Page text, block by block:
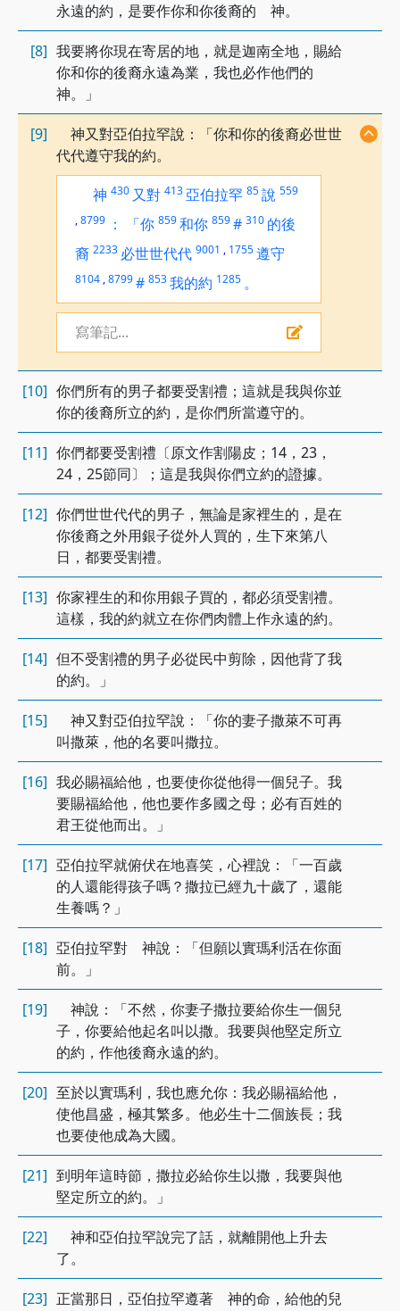
永遠的約，是要作你和你後裔的 神。
[8] 我要將你現在寄居的地，就是迦南全地，賜給
你和你的後裔永遠為業，我也必作他們的
神。」
[9]
神又對亞伯拉罕說：「你和你的後裔必世世
代代遵守我的約。
神 430 又對 413亞伯拉罕 85說 559
,8799 ： 「你 859和你 859# 310 的後
裔 2233 必世世代代 9001 , 1755遵守
8104 ,8799# 853我的約 1285 。
寫筆記...
[10] 你們所有的男子都要受割禮；這就是我與你並
你的後裔所立的約，是你們所當遵守的。
[11] 你們都要受割禮〔原文作割陽皮；14，23，
24，25節同〕；這是我與你們立約的證據。
[12] 你們世世代代的男子，無論是家裡生的，是在
你後裔之外用銀子從外人買的，生下來第八
日，都要受割禮。
[13] 你家裡生的和你用銀子買的，都必須受割禮。
這樣，我的約就立在你們肉體上作永遠的約。
[14] 但不受割禮的男子必從民中剪除，因他背了我
的約。」
[15]
神又對亞伯拉罕說：「你的妻子撒萊不可再
叫撒萊，他的名要叫撒拉。
[16] 我必賜福給他，也要使你從他得一個兒子。我
要賜福給他，他也要作多國之母；必有百姓的
君王從他而出。」
[17] 亞伯拉罕就俯伏在地喜笑，心裡說：「一百歲
的人還能得孩子嗎？撒拉已經九十歲了，還能
生養嗎？」
[18] 亞伯拉罕對 神說：「但願以實瑪利活在你面
前。」
[19]
神說：「不然，你妻子撒拉要給你生一個兒
子，你要給他起名叫以撒。我要與他堅定所立
的約，作他後裔永遠的約。
[20] 至於以實瑪利，我也應允你：我必賜福給他，
使他昌盛，極其繁多。他必生十二個族長；我
也要使他成為大國。
[21] 到明年這時節，撒拉必給你生以撒，我要與他
堅定所立的約。」
[22]
神和亞伯拉罕說完了話，就離開他上升去
了。
[23] 正當那日，亞伯拉罕遵著 神的命，給他的兒